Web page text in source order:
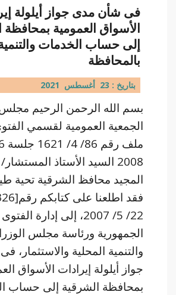
فى شأن مدى جواز أيلولة
الأسواق العمومية بمحافظة
إلى حساب الخدمات
بالمحافظة
بتاريخ : 23 أغسطس 2021
بسم الله الرحمن الرحيم مجلس
الجمعية العمومية لقسمي
2008 السيد الأستاذ
المجيد محافظ الشرقية تحية
22/ 5/ 2007، إلى إدارة
الجمهورية ورئاسة مجلس
والتنمية المحلية
جواز أيلولة إيرادات الأسواق
بمحافظة الشرقية إلى حساب